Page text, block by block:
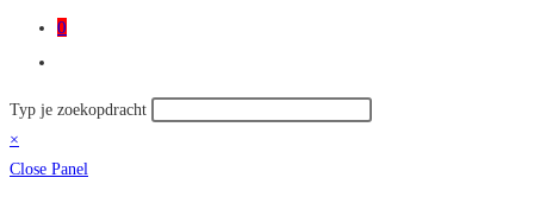
0
zoeken
Zoek
op
deze
Typ je zoekopdracht
×
Close Panel